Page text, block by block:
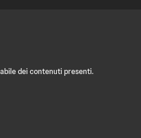
dei contenuti presenti.